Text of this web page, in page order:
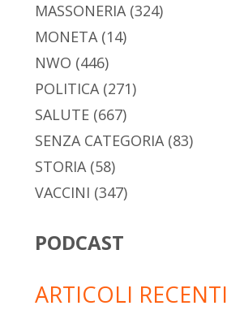
MASSONERIA(324)
MONETA(14)
NWO (446)
POLITICA(271)
SALUTE (667)
SENZA CATEGORIA(83)
STORIA(58)
VACCINI (347)
PODCAST
ARTICOLI RECENTI